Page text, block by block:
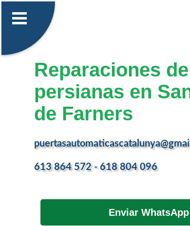
Reparaciones
persianas en
de Farners
613 864 572 - 618 804 096
Enviar